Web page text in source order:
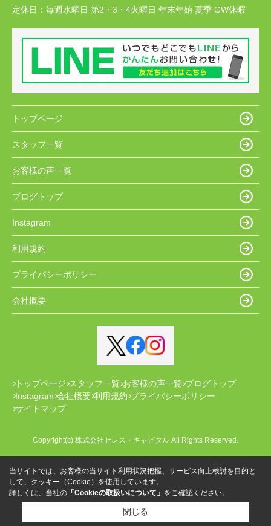
定休日： 毎週水曜日 第2・3・4火曜日 年末年始 夏季 GW休暇
トップページ
スタッフ一覧
お客様の声一覧
ブログトップ
Instagram
利用規約
プライバシーポリシー
会社概要
トップページ スタッフ一覧 お客様の声一覧 ブログトップ
Instagram 会社概要 利用規約 プライバシーポリシー
サイトマップ
Copyright(c) 株式会社セレス・キャピタル All Rights Reserved.
当サイトでは、お客様の当サイト利用状況把握、サービス向上検討を目的と
して、クッキー（Cookie）を使用しています。
詳しくは、当社の 「Cookieの取扱いについて」 をご確認ください。
閉じる